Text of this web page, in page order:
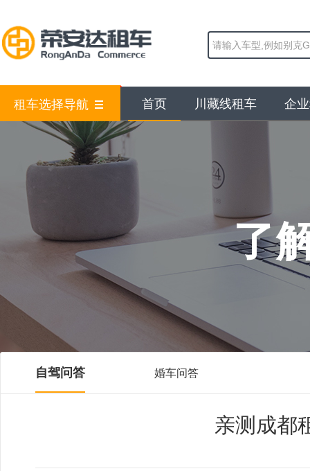
租车选择导航 首页 川藏线租车 企
了
自驾问答 婚车问答
亲测成都